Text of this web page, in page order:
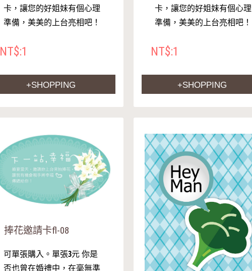
卡，讓您的好姐妹有個心理
準備，美美的上台亮相吧！
NT$:1
+SHOPPING
卡，讓您的好姐妹有個心理
準備，美美的上台亮相吧！
NT$:1
+SHOPPING
捧花邀請卡fl-08
可單張購入。單張3元 你是
否也曾在婚禮中，在毫無準